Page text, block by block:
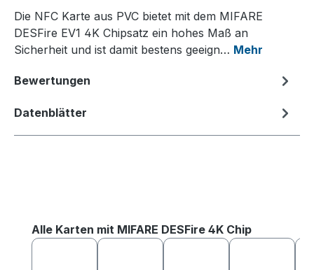
Die NFC Karte aus PVC bietet mit dem MIFARE
DESFire EV1 4K Chipsatz ein hohes Maß an
Sicherheit und ist damit bestens geeign… Mehr
Bewertungen
Datenblätter
Produktgalerie überspringen
Alle Karten mit MIFARE DESFire 4K Chip